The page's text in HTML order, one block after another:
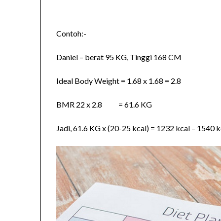
Contoh:-
Daniel – berat 95 KG, Tinggi 168 CM
Ideal Body Weight = 1.68 x 1.68 = 2.8
BMR 22 x 2.8 = 61.6 KG
Jadi, 61.6 KG x (20-25 kcal) = 1232 kcal – 1540